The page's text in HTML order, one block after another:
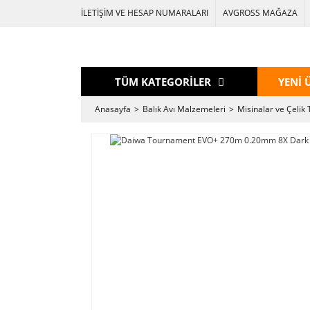
İLETİŞİM VE HESAP NUMARALARI AVGROSS MAĞAZA
TÜM KATEGORİLER YENİ
Anasayfa Balık Avı Malzemeleri Misinalar ve Çelik